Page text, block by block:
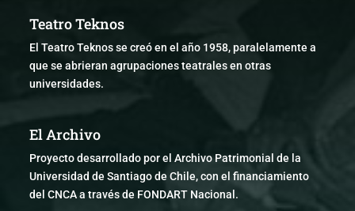
Teatro Teknos
El Teatro Teknos se creó en el año 1958, paralelamente a
que se abrieran agrupaciones teatrales en otras
universidades.
El Archivo
Proyecto desarrollado por el Archivo Patrimonial de la
Universidad de Santiago de Chile, con el financiamiento
del CNCA a través de FONDART Nacional.